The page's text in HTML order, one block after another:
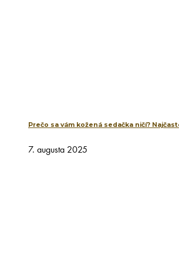
Prečo sa vám kožená sedačka ničí?
7. augusta 2025